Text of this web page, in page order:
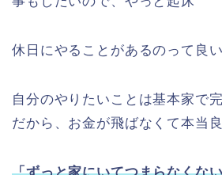
休日にやることがあるのって良
自分のやりたいことは基本家で
だから、お金が飛ばなくて本当
「ずっと家にいてつまらなくな